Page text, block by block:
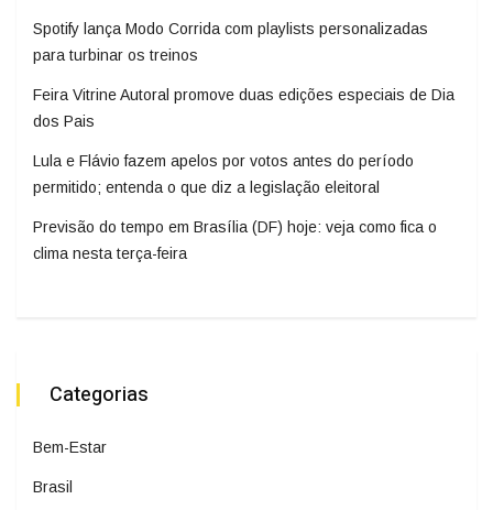
Spotify lança Modo Corrida com playlists personalizadas
para turbinar os treinos
Feira Vitrine Autoral promove duas edições especiais de Dia
dos Pais
Lula e Flávio fazem apelos por votos antes do período
permitido; entenda o que diz a legislação eleitoral
Previsão do tempo em Brasília (DF) hoje: veja como fica o
clima nesta terça-feira
Categorias
Bem-Estar
Brasil